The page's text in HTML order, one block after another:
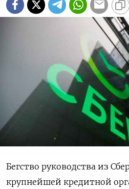
Бегство руководства из
крупнейшей кредитной